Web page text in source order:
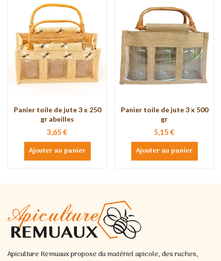
Panier toile de jute 3 x 250
gr abeilles
3,65 €
Ajouter au panier
Panier toile de jute 3 x 500
gr
5,15 €
Ajouter au panier
Apiculture Remuaux propose du matériel apicole, des ruches,